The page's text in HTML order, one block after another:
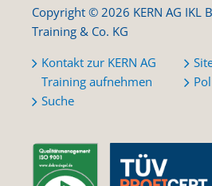
Copyright © 2026 KERN AG IKL
Training & Co. KG
Kontakt zur KERN AG
Training aufnehmen
Suche